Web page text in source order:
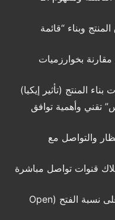
وبناء “قائمة
مقارنة بخوارزميات
المنتج (تأثير إيكيا)
وأهمية توافق
والتواصل مع
قنوات تواصل مباشرة
وتيرة إرسال الإيميلات وأثرها على نسبة الفتح (Open